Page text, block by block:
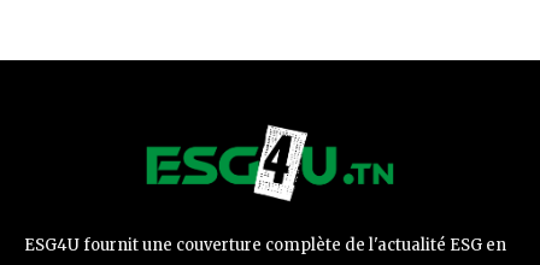
ESG4U fournit une couverture complète de l'actualité ESG en